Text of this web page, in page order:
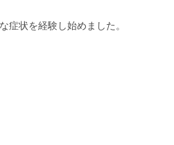
状を経験し始めました。